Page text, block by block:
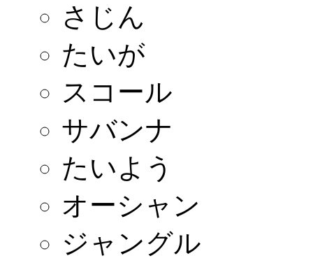
さじん
たいが
スコール
サバンナ
たいよう
オーシャン
ジャングル